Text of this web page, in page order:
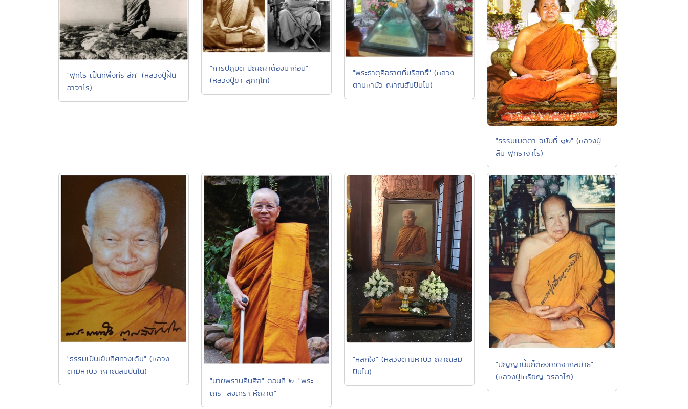
"พุทโธ เป็นที่พึ่งทีระลึก" (หลวงปู่ฝั้น
อาจาโร)
"การปฏิบัติ ปัญญาต้องมาก่อน"
(หลวงปู่ชา สุภทฺโท)
"พระธาตุคือธาตุที่บริสุทธิ์" (หลวง
ตามหาบัว ญาณสัมปันโน)
"ธรรมเมตตา ฉบับที่ ๑๒" (หลวงปู่
สิม พุทธาจาโร)
"ธรรมเป็นเข็มทิศทางเดิน" (หลวง
ตามหาบัว ญาณสัมปันโน)
"นายพรานคืนศีล" ตอนที่ ๒. "พระ
เถระ สงเคราะห์ญาติ"
"หลักใจ" (หลวงตามหาบัว ญาณสัม
ปันโน)
"ปัญญานั้นก็ต้องเกิดจากสมาธิ"
(หลวงปู่เหรียญ วรลาโภ)